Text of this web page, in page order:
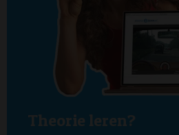
Theorie leren?